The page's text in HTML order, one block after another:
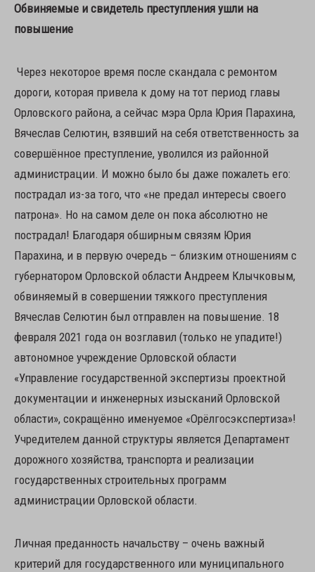
Обвиняемые и свидетель преступления ушли на
повышение
Через некоторое время после скандала с ремонтом
дороги, которая привела к дому на тот период главы
Орловского района, а сейчас мэра Орла Юрия Парахина,
Вячеслав Селютин, взявший на себя ответственность за
совершённое преступление, уволился из районной
администрации. И можно было бы даже пожалеть его:
пострадал из-за того, что «не предал интересы своего
патрона». Но на самом деле он пока абсолютно не
пострадал! Благодаря обширным связям Юрия
Парахина, и в первую очередь – близким отношениям с
губернатором Орловской области Андреем Клычковым,
обвиняемый в совершении тяжкого преступления
Вячеслав Селютин был отправлен на повышение. 18
февраля 2021 года он возглавил (только не упадите!)
автономное учреждение Орловской области
«Управление государственной экспертизы проектной
документации и инженерных изысканий Орловской
области», сокращённо именуемое «Орёлгосэкспертиза»!
Учредителем данной структуры является Департамент
дорожного хозяйства, транспорта и реализации
государственных строительных программ
администрации Орловской области.
Личная преданность начальству – очень важный
критерий для государственного или муниципального